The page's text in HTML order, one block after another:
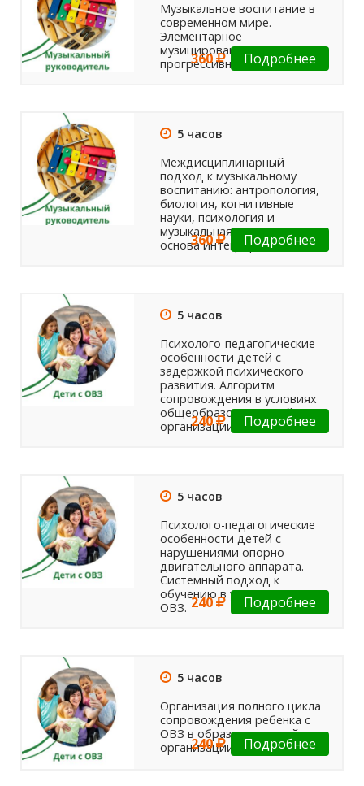
Музыкальное воспитание в
современном мире.
Элементарное
музицирование - основа
прогрессивных методик.
360 Подробнее
5 часов
Междисциплинарный
подход к музыкальному
воспитанию: антропология,
биология, когнитивные
науки, психология и
музыкальная педагогика как
основа интегрированных...
360 Подробнее
5 часов
Психолого-педагогические
особенности детей с
задержкой психического
развития. Алгоритм
сопровождения в условиях
общеобразовательной
организации.
240 Подробнее
5 часов
Психолого-педагогические
особенности детей с
нарушениями опорно-
двигательного аппарата.
Системный подход к
обучению в условиях ФГОС
ОВЗ. 240 Подробнее
5 часов
Организация полного цикла
сопровождения ребенка с
ОВЗ в образовательной
организации
240 Подробнее